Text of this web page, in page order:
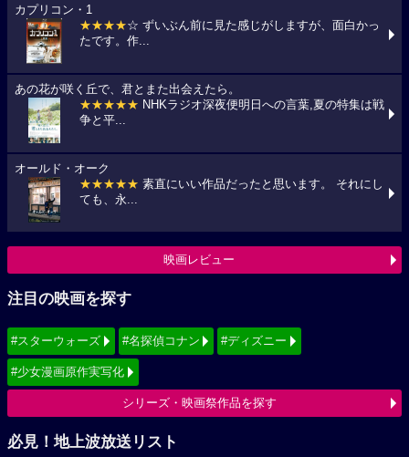
カプリコン・1
★★★★☆ ずいぶん前に見た感じがしますが、面白かっ
たです。作...
あの花が咲く丘で、君とまた出会えたら。
★★★★★ NHKラジオ深夜便明日への言葉,夏の特集は戦
争と平...
オールド・オーク
★★★★★ 素直にいい作品だったと思います。 それにし
ても、永...
映画レビュー
注目の映画を探す
#スターウォーズ #名探偵コナン #ディズニー
#少女漫画原作実写化
シリーズ・映画祭作品を探す
必見！地上波放送リスト